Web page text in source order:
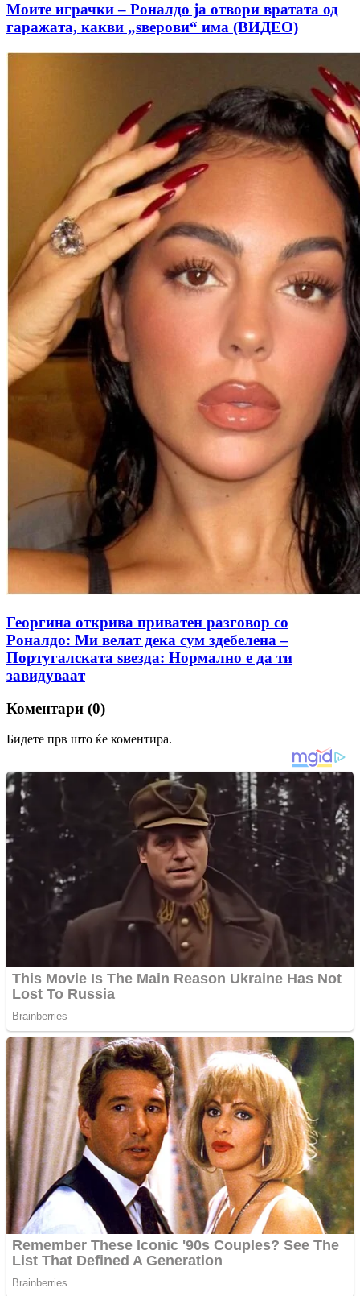
Моите играчки – Роналдо ја отвори вратата од
гаражата, какви „ѕверови“ има (ВИДЕО)
Георгина открива приватен разговор со
Роналдо: Ми велат дека сум здебелена –
Португалската ѕвезда: Нормално е да ти
завидуваат
Коментари (0)
Бидете прв што ќе коментира.